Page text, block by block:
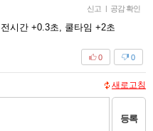
신고 | 공감 확인
시간 +0.3초, 쿨타임 +2초
0
0
새로고침
등록